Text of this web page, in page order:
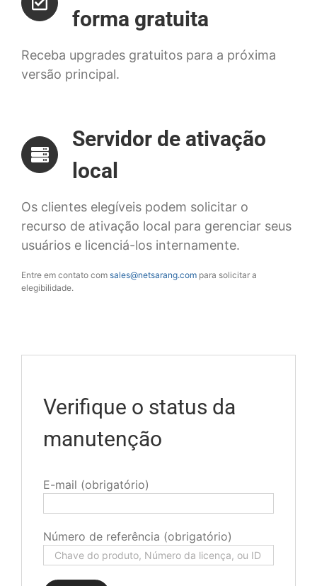
forma gratuita
Receba upgrades gratuitos para a próxima
versão principal.
Servidor de ativação
local
Os clientes elegíveis podem solicitar o
recurso de ativação local para gerenciar seus
usuários e licenciá-los internamente.
Entre em contato com sales@netsarang.com para solicitar a
elegibilidade.
Verifique o status da
manutenção
E-mail (obrigatório)
Número de referência (obrigatório)